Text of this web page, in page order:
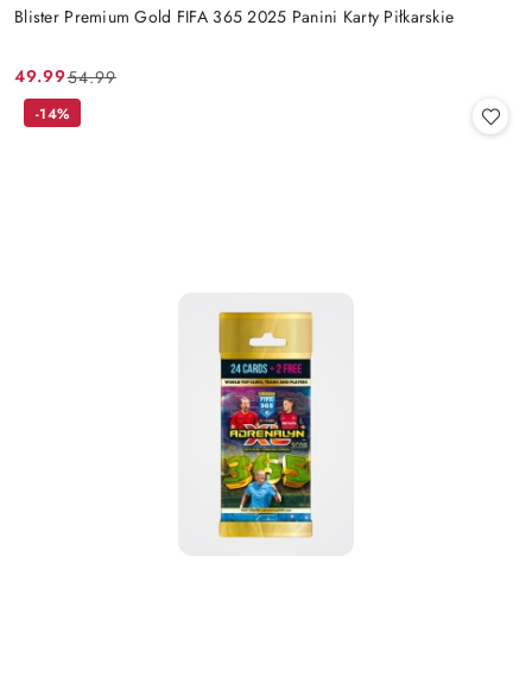
Blister Premium Gold FIFA 365 2025 Panini Karty Piłkarskie
Cena
promocyjna:
49.99
Cena
przed
54.99
-14%